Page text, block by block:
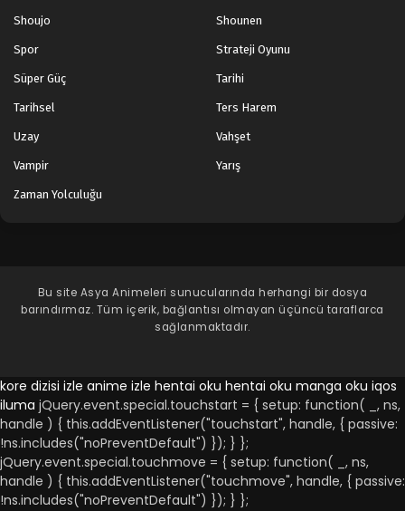
Legend of Xianwu 60.Bölüm
Blm 60 - Mayıs 12, 2024
Legend of Xianwu 57.Bölüm
Legend of Xianwu 56.Bölüm
Blm 56 - Nisan 15, 2024
Legend of Xianwu 55.Bölüm
Blm 55 - Nisan 7, 2024
Shoujo Shounen
Spor Strateji Oyunu
Süper Güç Tarihi
Tarihsel Ters Harem
Uzay Vahşet
Vampir Yarış
Zaman Yolculuğu
Bu site Asya Animeleri sunucularında herhangi bir dosya
barındırmaz. Tüm içerik, bağlantısı olmayan üçüncü taraflarca
sağlanmaktadır.
kore dizisi izle anime izle hentai oku hentai oku manga oku iqos
iluma jQuery.event.special.touchstart = { setup: function( _, ns,
handle ) { this.addEventListener("touchstart", handle, { passive:
!ns.includes("noPreventDefault") }); } };
jQuery.event.special.touchmove = { setup: function( _, ns,
handle ) { this.addEventListener("touchmove", handle, { passive:
!ns.includes("noPreventDefault") }); } };